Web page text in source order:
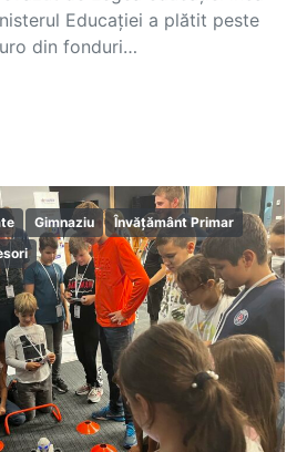
Educației a plătit peste
din fonduri…
Gimnaziu
Învățământ Primar